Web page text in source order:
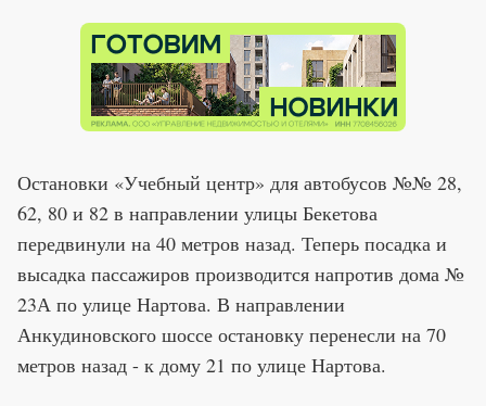
Остановки «Учебный центр» для автобусов №№ 28,
62, 80 и 82 в направлении улицы Бекетова
передвинули на 40 метров назад. Теперь посадка и
высадка пассажиров производится напротив дома №
23А по улице Нартова. В направлении
Анкудиновского шоссе остановку перенесли на 70
метров назад - к дому 21 по улице Нартова.